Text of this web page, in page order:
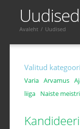
Valitud
Varia Arvamus
liiga
Naiste
Uudised
Avaleht / Uudised